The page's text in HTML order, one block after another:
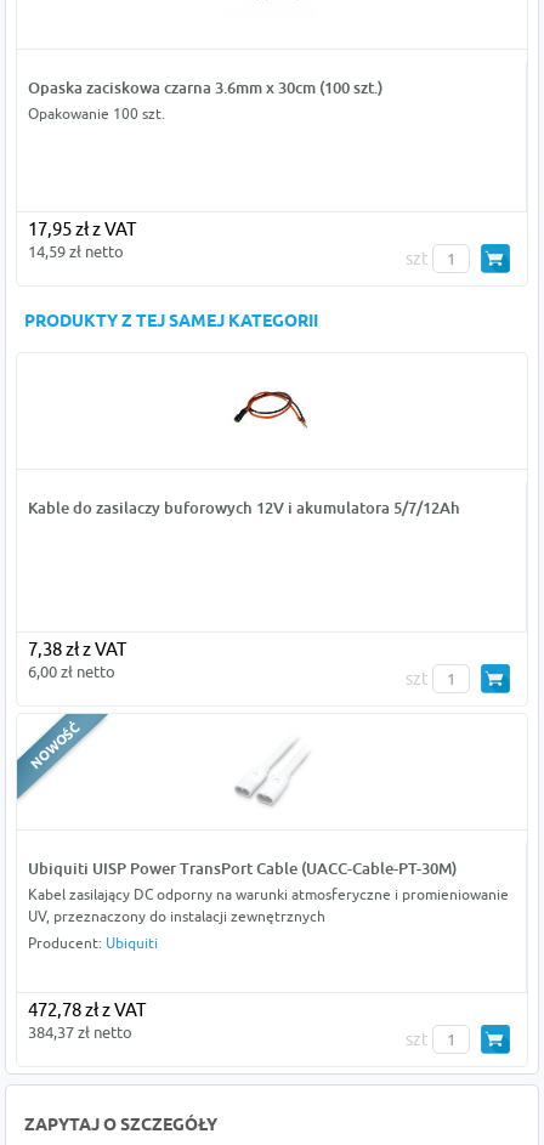
Opaska zaciskowa czarna 3.6mm x 30cm (100 szt.)
Opakowanie 100 szt.
17,95 zł z VAT
14,59 zł netto szt
PRODUKTY Z TEJ SAMEJ KATEGORII
Kable do zasilaczy buforowych 12V i akumulatora 5/7/12Ah
7,38 zł z VAT
6,00 zł netto szt
Ubiquiti UISP Power TransPort Cable (UACC-Cable-PT-30M)
Kabel zasilający DC odporny na warunki atmosferyczne i promieniowanie
UV, przeznaczony do instalacji zewnętrznych
Producent: Ubiquiti
472,78 zł z VAT
384,37 zł netto szt
ZAPYTAJ O SZCZEGÓŁY